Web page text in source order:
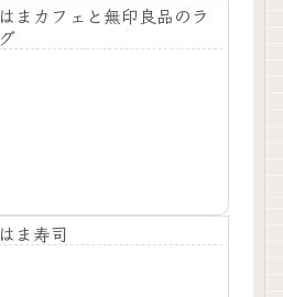
はまカフェと無印良品のラ
グ
はま寿司